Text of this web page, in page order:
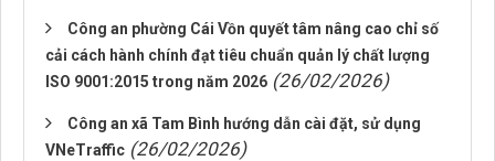
Công an phường Cái Vồn quyết tâm nâng cao chỉ số
cải cách hành chính đạt tiêu chuẩn quản lý chất lượng
ISO 9001:2015 trong năm 2026 (26/02/2026)
Công an xã Tam Bình hướng dẫn cài đặt, sử dụng
VNeTraffic (26/02/2026)